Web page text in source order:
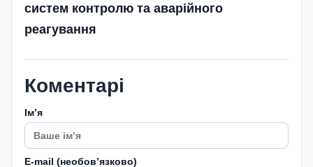
систем контролю та аварійного
реагування
Коментарі
Імʼя
E-mail (необовʼязково)